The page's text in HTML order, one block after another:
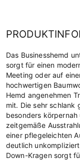
Das Businesshemd
sorgt für einen
Meeting oder auf
hochwertigen
Hemd angenehmen
mit. Die sehr schlank
besonders
zeitgemäße
einer pflegeleichten
deutlich
Down-Kragen sorgt